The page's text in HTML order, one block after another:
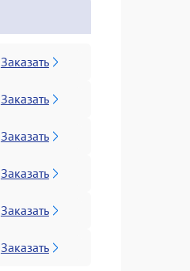
Заказать
Заказать
Заказать
Заказать
Заказать
Заказать